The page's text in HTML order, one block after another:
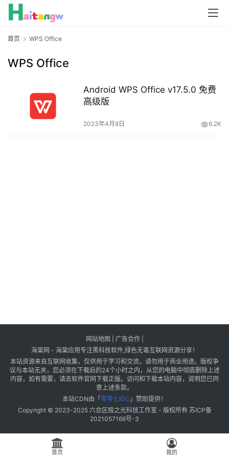
首页 WPS Office
WPS Office
Android WPS Office v17.5.0 免费
高级版
2023年4月8日 6.2K
网站地图 广告合作|
海棠网 - 海棠应用专注黑科技软件,绿色无毒互联网资源分享！
本站资源来自互联网收集，仅供用于学习和交流，请勿用于商业用途。版权争
议与本站无关，您必须在下载后的24个小时之内，从您的电脑中彻底删除上述
内容，如有需要，请去软件官网下载正版。访问和下载本站内容，说明您已同
意上述条款。
本站CDN由「 零零七IDC 」赞助提供！
Copyright © 2023-2025 六合区极之光科技工作室 - 版权所有 苏ICP备
2021057166号-3
首页 我的